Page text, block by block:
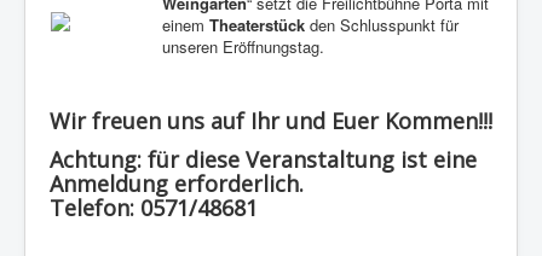
einem Theaterstück den Schlusspunkt für
unseren Eröffnungstag.
Wir freuen uns auf Ihr und Euer Kommen!!!
Achtung: für diese Veranstaltung ist eine
Anmeldung erforderlich.
Telefon: 0571/48681